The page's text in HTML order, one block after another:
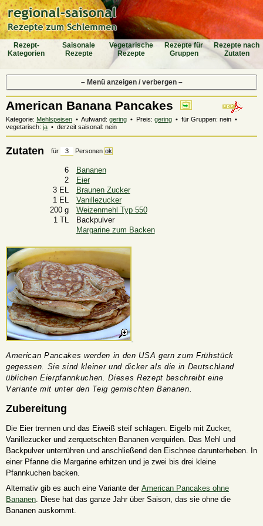
Rezept-
Katego­rien
Saiso­nale
Rezepte
Vegeta­rische
Rezepte
Rezepte für
Gruppen
Rezepte nach
Zutaten
– Menü anzeigen / verbergen –
American Banana Pancakes
Kategorie: Mehlspeisen • Aufwand: gering • Preis: gering • für Gruppen: nein •
vegetarisch: ja • derzeit saisonal: nein
Zutaten für Personen
6
Bananen
2
Eier
3 EL
Braunen Zucker
1 EL
Vanillezucker
200 g
Weizenmehl Typ 550
1 TL
Backpulver
Margarine zum Backen
American Pancakes werden in den USA gern zum Frühstück
gegessen. Sie sind kleiner und dicker als die in Deutschland
üblichen Eierpfannkuchen. Dieses Rezept beschreibt eine
Variante mit unter den Teig gemischten Bananen.
Zubereitung
Die Eier trennen und das Eiweiß steif schlagen. Eigelb mit Zucker,
Vanillezucker und zerquetschten Bananen verquirlen. Das Mehl und
Backpulver unterrühren und anschließend den Eischnee darunterheben. In
einer Pfanne die Margarine erhitzen und je zwei bis drei kleine
Pfannkuchen backen.
Alternativ gib es auch eine Variante der American Pancakes ohne
Bananen . Diese hat das ganze Jahr über Saison, das sie ohne die
Bananen auskommt.